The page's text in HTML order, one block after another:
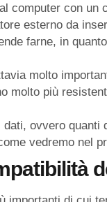
computer con un
esterno da
farne, in
molto
molto più
ovvero quanti
vedremo nel
à